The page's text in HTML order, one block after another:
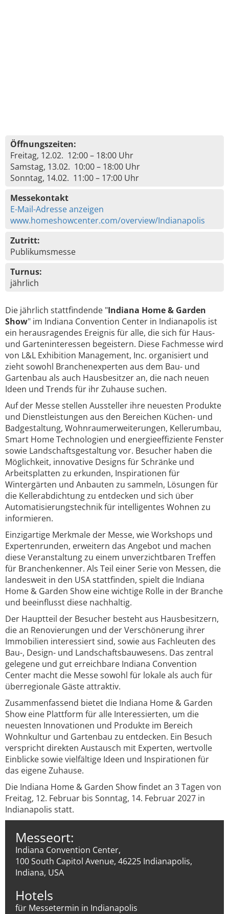
Öffnungszeiten:
Freitag, 12.02. 12:00 – 18:00 Uhr
Samstag, 13.02. 10:00 – 18:00 Uhr
Sonntag, 14.02. 11:00 – 17:00 Uhr
Messekontakt
E-Mail-Adresse anzeigen
www.homeshowcenter.com/overview/Indianapolis
Zutritt:
Publikumsmesse
Turnus:
jährlich
Die jährlich stattfindende "Indiana Home & Garden
Show" im Indiana Convention Center in Indianapolis ist
ein herausragendes Ereignis für alle, die sich für Haus-
und Garteninteressen begeistern. Diese Fachmesse wird
von L&L Exhibition Management, Inc. organisiert und
zieht sowohl Branchenexperten aus dem Bau- und
Gartenbau als auch Hausbesitzer an, die nach neuen
Ideen und Trends für ihr Zuhause suchen.
Auf der Messe stellen Aussteller ihre neuesten Produkte
und Dienstleistungen aus den Bereichen Küchen- und
Badgestaltung, Wohnraumerweiterungen, Kellerumbau,
Smart Home Technologien und energieeffiziente Fenster
sowie Landschaftsgestaltung vor. Besucher haben die
Möglichkeit, innovative Designs für Schränke und
Arbeitsplatten zu erkunden, Inspirationen für
Wintergärten und Anbauten zu sammeln, Lösungen für
die Kellerabdichtung zu entdecken und sich über
Automatisierungstechnik für intelligentes Wohnen zu
informieren.
Einzigartige Merkmale der Messe, wie Workshops und
Expertenrunden, erweitern das Angebot und machen
diese Veranstaltung zu einem unverzichtbaren Treffen
für Branchenkenner. Als Teil einer Serie von Messen, die
landesweit in den USA stattfinden, spielt die Indiana
Home & Garden Show eine wichtige Rolle in der Branche
und beeinflusst diese nachhaltig.
Der Hauptteil der Besucher besteht aus Hausbesitzern,
die an Renovierungen und der Verschönerung ihrer
Immobilien interessiert sind, sowie aus Fachleuten des
Bau-, Design- und Landschaftsbauwesens. Das zentral
gelegene und gut erreichbare Indiana Convention
Center macht die Messe sowohl für lokale als auch für
überregionale Gäste attraktiv.
Zusammenfassend bietet die Indiana Home & Garden
Show eine Plattform für alle Interessierten, um die
neuesten Innovationen und Produkte im Bereich
Wohnkultur und Gartenbau zu entdecken. Ein Besuch
verspricht direkten Austausch mit Experten, wertvolle
Einblicke sowie vielfältige Ideen und Inspirationen für
das eigene Zuhause.
Die Indiana Home & Garden Show findet an 3 Tagen von
Freitag, 12. Februar bis Sonntag, 14. Februar 2027 in
Indianapolis statt.
Messeort:
Indiana Convention Center,
100 South Capitol Avenue, 46225 Indianapolis,
Indiana, USA
Hotels
für Messetermin in Indianapolis